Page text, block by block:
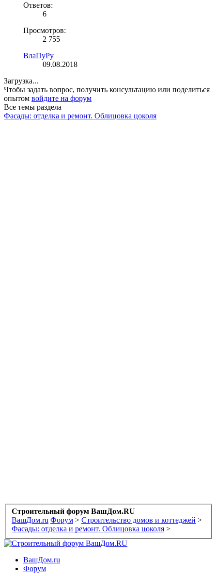
Ответов:
6
Просмотров:
2 755
ВлаПуРу
09.08.2018
Загрузка...
Чтобы задать вопрос, получить консультацию или поделиться
опытом войдите на форум
Все темы раздела
Фасады: отделка и ремонт. Облицовка цоколя
Строительный форум ВашДом.RU
ВашДом.ru Форум > Строительство домов и коттеджей >
Фасады: отделка и ремонт. Облицовка цоколя >
ВашДом.ru
Форум